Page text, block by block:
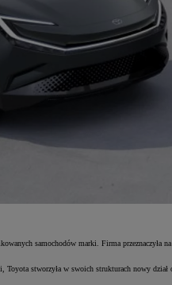
samochodów marki. Firma
stworzyła w swoich strukturach nowy